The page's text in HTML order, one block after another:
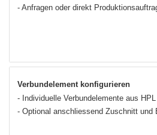
- Anfragen oder direkt
Verbundelement konfigurieren
- Individuelle Verbundelemente aus
- Optional anschliessend Zuschnitt und